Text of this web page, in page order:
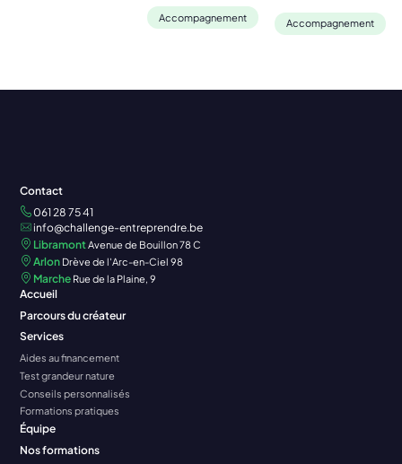
Accompagnement
Accompagnement
Contact
061 28 75 41
info@challenge-entreprendre.be
LibramontAvenue de Bouillon 78 C
Arlon Drève de l'Arc-en-Ciel 98
Marche Rue de la Plaine, 9
Accueil
Parcours du créateur
Services
Aides au financement
Test grandeur nature
Conseils personnalisés
Formations pratiques
Équipe
Nos formations